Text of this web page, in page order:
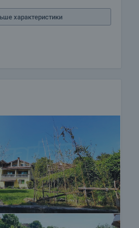
чтобы Вы могли
и спокойным
предложить, включают
и ремонт, услуги по
телефон и многое другое.
характеристики